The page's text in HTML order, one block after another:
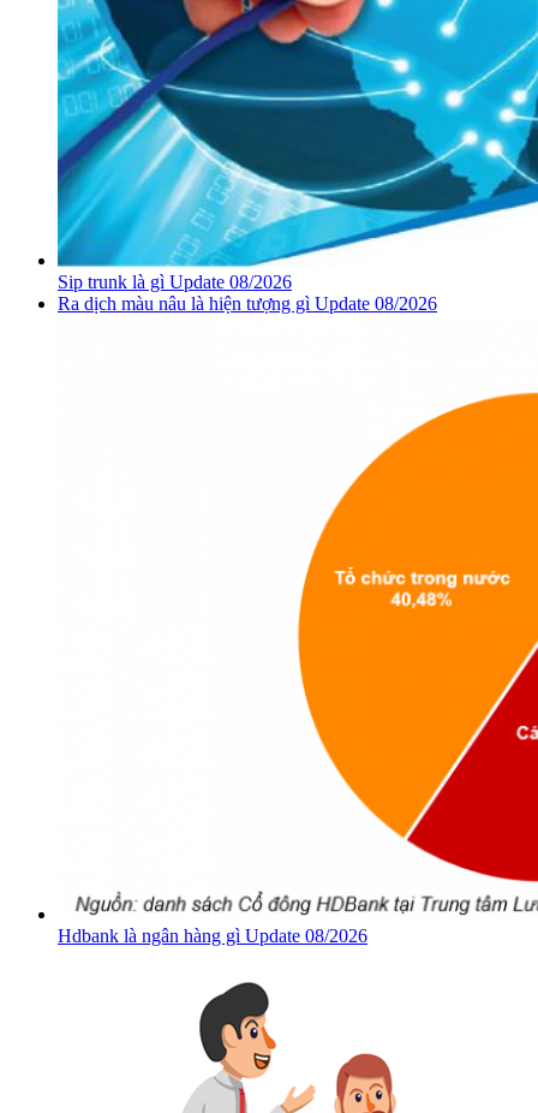
Sip trunk là gì Update 08/2026
Ra dịch màu nâu là hiện tượng gì Update 08/2026
Hdbank là ngân hàng gì Update 08/2026